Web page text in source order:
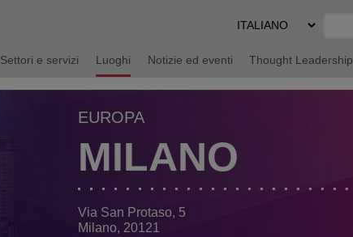
Select
Preferred
Settori e servizi Luoghi Notizie ed eventi Thought Leadership
EUROPA
MILANO
Via San Protaso, 5
Milano, 20121